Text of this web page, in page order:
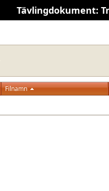
Tävlingdokument:
Filnamn